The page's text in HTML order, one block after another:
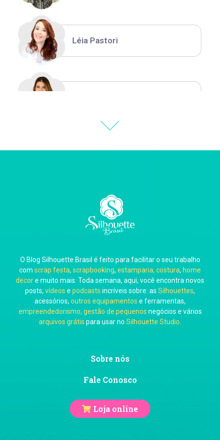
Léia Pastori
Thiara Ney
Carla Eschberger
Carol Pessoa
Ju Mirthes
O Blog Silhouette Brasil é feito para facilitar o seu trabalho
com scrap festa, scrapbooking, estamparia, costura, home
decore muito mais. Toda semana, aqui, você encontra novos
posts, vídeos e podcasts incríveis sobre: as Silhouettes,
acessórios, outros equipamentos e ferramentas,
empreendedorismo, gestão de pequenos negócios e vários
arquivos grátis para usar no Silhouette Studio
Sobre nós
Fale Conosco
Loja online